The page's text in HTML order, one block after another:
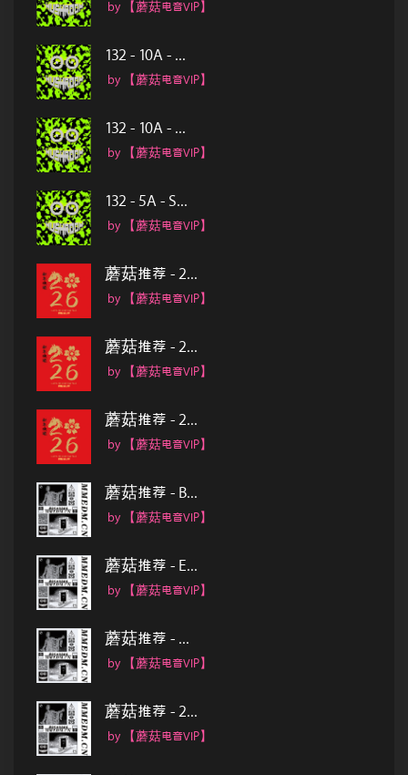
by 【蘑菇电音VIP】
132 - 10A - ...
by 【蘑菇电音VIP】
132 - 10A - ...
by 【蘑菇电音VIP】
132 - 5A - S...
by 【蘑菇电音VIP】
蘑菇推荐 - 2...
by 【蘑菇电音VIP】
蘑菇推荐 - 2...
by 【蘑菇电音VIP】
蘑菇推荐 - 2...
by 【蘑菇电音VIP】
蘑菇推荐 - B...
by 【蘑菇电音VIP】
蘑菇推荐 - E...
by 【蘑菇电音VIP】
蘑菇推荐 - ...
by 【蘑菇电音VIP】
蘑菇推荐 - 2...
by 【蘑菇电音VIP】